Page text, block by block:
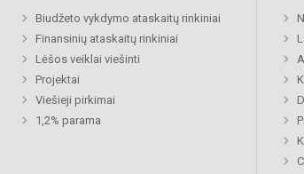
Biudžeto vykdymo ataskaitų rinkiniai
Finansinių ataskaitų rinkiniai
Lėšos veiklai viešinti
Projektai
Viešieji pirkimai
1,2% parama